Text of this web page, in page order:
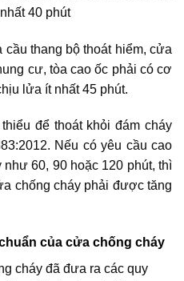
40 phút
thang bộ thoát hiểm, cửa
cư, tòa cao ốc phải có cơ
lửa ít nhất 45 phút.
để thoát khỏi đám cháy
Nếu có yêu cầu cao
60, 90 hoặc 120 phút, thì
chống cháy phải được tăng
của cửa chống cháy
cháy đã đưa ra các quy